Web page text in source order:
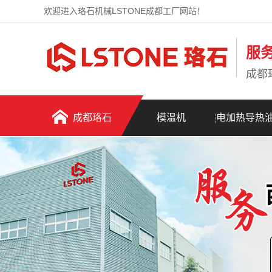
欢迎进入珞石机械LSTONE成都工厂网站！
服
成都
成都珞石 模温机 电加热导热